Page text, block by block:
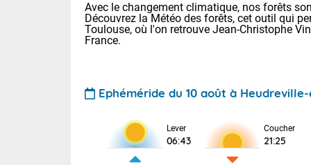
Avec le changement climatique, nos forêts
Découvrez la Météo des forêts, cet outil qui
Toulouse, où l'on retrouve Jean-Christophe
France.
Ephéméride du 10 août à
Lever
06:43
Coucher
21:25
Voici les
Lyon : 36
30 Nancy :